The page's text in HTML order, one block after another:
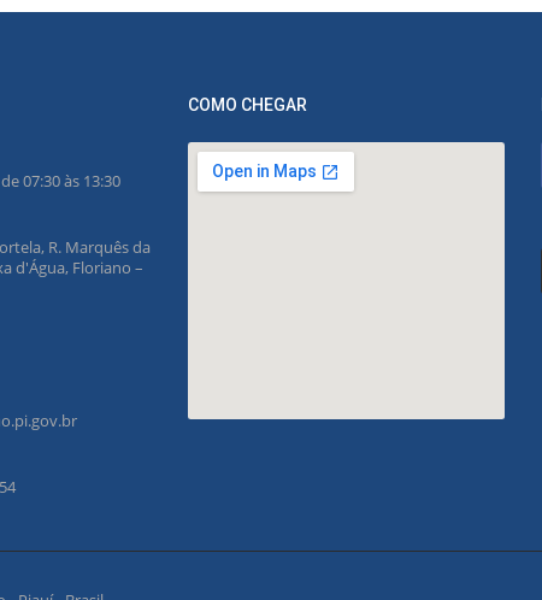
07:30 às 13:30
R. Marquês da
d'Água, Floriano –
COMO CHEGAR